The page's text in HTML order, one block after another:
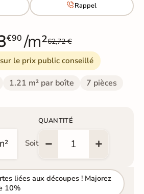
Rappel
€90 /m²62,72 €
sur le prix public conseillé
1.21 m² par boîte 7 pièces
Soit
QUANTITÉ
liées aux découpes ! Majorez
10%